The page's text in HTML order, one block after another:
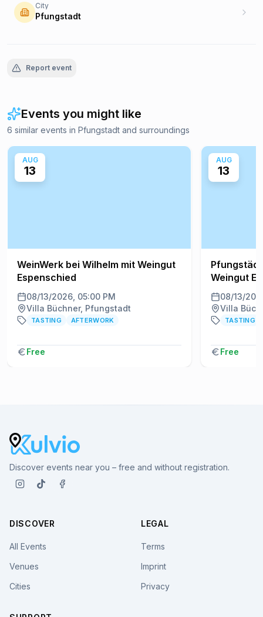
City
Pfungstadt
Report event
Events you might like
6 similar events in Pfungstadt and surroundings
AUG
13
WeinWerk bei Wilhelm mit Weingut
Espenschied
08/13/2026, 05:00 PM
Villa Büchner, Pfungstadt
TASTING AFTERWORK
Free
AUG
13
Weingut
08/13/
Villa
TASTING
Free
Discover events near you – free and without registration.
DISCOVER
All Events
Venues
Cities
LEGAL
Terms
Imprint
Privacy